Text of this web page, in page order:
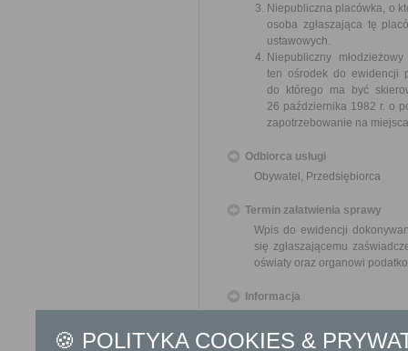
Niepubliczna placówka, o
osoba zgłaszająca tę
ustawowych.
Niepubliczny
ten ośrodek do ewidencji
do którego ma być
26 października 1982 r. o
zapotrzebowanie na
Odbiorca usługi
Obywatel, Przedsiębiorca
Termin załatwienia sprawy
Wpis do ewidencji
się zgłaszającemu
oświaty oraz organowi
Informacja
Dodatkowe
🍪 POLITYKA COOKIES &